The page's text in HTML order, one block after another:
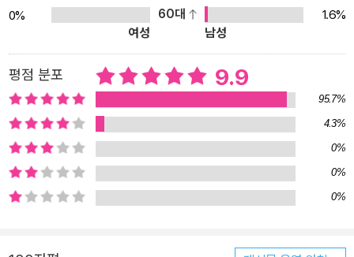
0%
60대
1.6%
여성
남성
평점 분포 9.9
95.7%
4.3%
0%
0%
0%